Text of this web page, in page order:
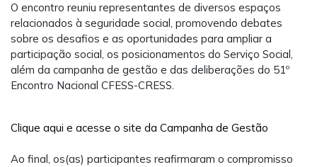
O encontro reuniu representantes de diversos espaços
relacionados à seguridade social, promovendo debates
sobre os desafios e as oportunidades para ampliar a
participação social, os posicionamentos do Serviço Social,
além da campanha de gestão e das deliberações do 51º
Encontro Nacional CFESS-CRESS.
Clique aqui e acesse o site da Campanha de Gestão
Ao final, os(as) participantes reafirmaram o compromisso